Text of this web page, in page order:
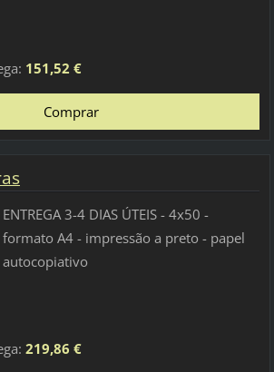
151,52 €
ENTREGA 3-4 DIAS ÚTEIS - 4x50 -
formato A4 - impressão a preto - papel
autocopiativo
219,86 €